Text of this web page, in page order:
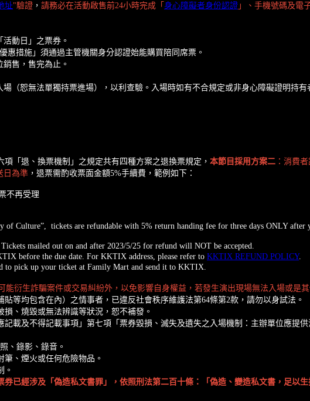
址"驗證 ， 請務必在活動啟售前24小時完成「 身心障礙者身份認證 」、手機號碼及電
動日」之票券。
惠措施」須通過主管機關身分認證始能購買陪同席票。
售，售完為止。
（恕無法單獨持票進場），以利查驗。入場時如有不合規定或非身心障礙證明持有
「退、換票機制」之規定共有四種方案之退換票規定， 本節目採用方案二 ：消費
日為準 ，退票需酌收票面金額5%手續費，範例如下：
不再受理
Culture”, tickets are refundable with 5% return handing fee for three days ONLY after
mailed out on and after 2023/5/25 for refund will NOT be accepted.
before the due date. For KKTIX address, please refer to KKTIX REFUND POLICY.
pick up your ticket at Family Mart and send it to KKTIX.
衍生詐騙案件或交易糾紛外，以免影響自身權益，若發生演出現場無法入場或是
等均包含在內）之情事者，已違反社會秩序維護法第64條第2款，請勿以身試法。
、燒毀或無法辨識等狀況，恕不補發。
載及不得記載事項」第七項「票券毀損、滅失及遺失之入場機制：主辦單位應提
、錄影、錄音。
、煙火或任何危險物品。
。
已經涉及「偽造私文書罪」，依照刑法第二百十條：「偽造、變造私文書，足以